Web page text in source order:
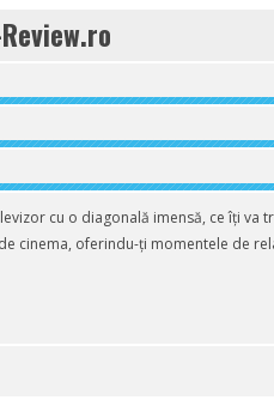
cu o diagonală imensă, ce îți va
cinema, oferindu-ți momentele de